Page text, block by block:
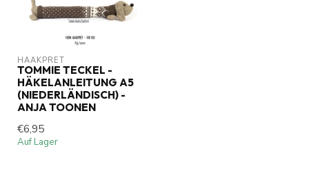
HAAKPRET
TOMMIE TECKEL -
HÄKELANLEITUNG A5
(NIEDERLÄNDISCH) -
ANJA TOONEN
€6,95
Auf Lager